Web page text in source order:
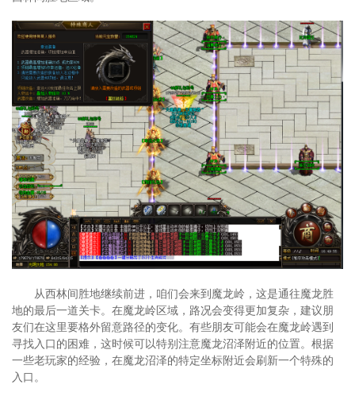
从西林间胜地继续前进，咱们会来到魔龙岭，这是通往魔龙胜
地的最后一道关卡。在魔龙岭区域，路况会变得更加复杂，建议朋
友们在这里要格外留意路径的变化。有些朋友可能会在魔龙岭遇到
寻找入口的困难，这时候可以特别注意魔龙沼泽附近的位置。根据
一些老玩家的经验，在魔龙沼泽的特定坐标附近会刷新一个特殊的
入口。